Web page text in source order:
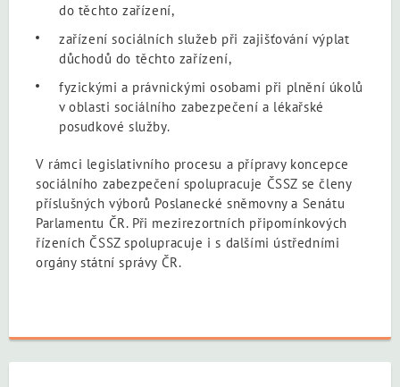
do těchto zařízení,
zařízení sociálních služeb při zajišťování výplat
důchodů do těchto zařízení,
fyzickými a právnickými osobami při plnění úkolů
v oblasti sociálního zabezpečení a lékařské
posudkové služby.
V rámci legislativního procesu a přípravy koncepce
sociálního zabezpečení spolupracuje ČSSZ se členy
příslušných výborů Poslanecké sněmovny a Senátu
Parlamentu ČR. Při mezirezortních připomínkových
řízeních ČSSZ spolupracuje i s dalšími ústředními
orgány státní správy ČR.